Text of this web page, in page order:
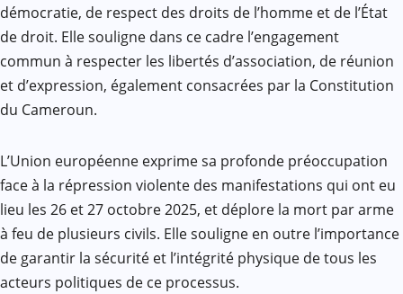
démocratie, de respect des droits de l’homme et de l’État
de droit. Elle souligne dans ce cadre l’engagement
commun à respecter les libertés d’association, de réunion
et d’expression, également consacrées par la Constitution
du Cameroun.
L’Union européenne exprime sa profonde préoccupation
face à la répression violente des manifestations qui ont eu
lieu les 26 et 27 octobre 2025, et déplore la mort par arme
à feu de plusieurs civils. Elle souligne en outre l’importance
de garantir la sécurité et l’intégrité physique de tous les
acteurs politiques de ce processus.